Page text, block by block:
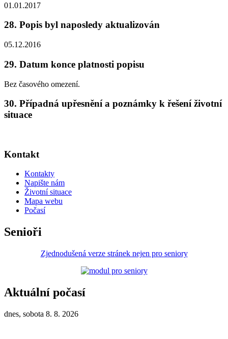
01.01.2017
28. Popis byl naposledy aktualizován
05.12.2016
29. Datum konce platnosti popisu
Bez časového omezení.
30. Případná upřesnění a poznámky k řešení životní
situace
Kontakt
Kontakty
Napište nám
Životní situace
Mapa webu
Počasí
Senioři
Zjednodušená verze stránek nejen pro seniory
Aktuální počasí
dnes, sobota 8. 8. 2026